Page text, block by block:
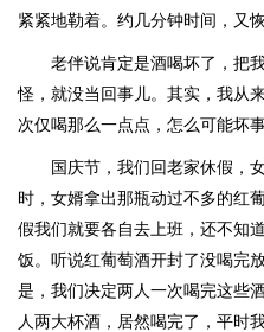
紧紧地勒着。约几分钟时间，又
老伴说肯定是酒喝坏了，把
怪，就没当回事儿。其实，我从
次仅喝那么一点点，怎么可能坏
国庆节，我们回老家休假，
时，女婿拿出那瓶动过不多的红
假我们就要各自去上班，还不知
饭。听说红葡萄酒开封了没喝完
是，我们决定两人一次喝完这些
人两大杯酒，居然喝完了，平时